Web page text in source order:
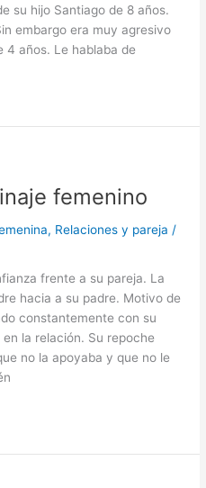
su hijo Santiago de 8 años.
embargo era muy agresivo
4 años. Le hablaba de
femenino
, Relaciones y pareja /
frente a su pareja. La
hacia a su padre. Motivo de
constantemente con su
la relación. Su repoche
no la apoyaba y que no le